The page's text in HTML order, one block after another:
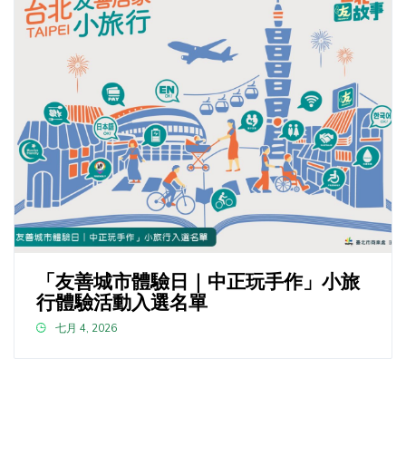
「友善城市體驗日｜中正玩手作」小旅
行體驗活動入選名單
七月 4, 2026